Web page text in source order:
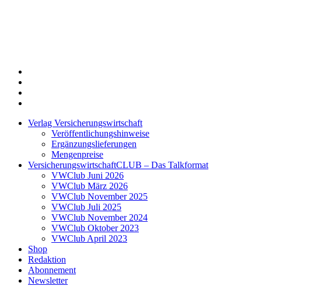
Verlag Versicherungswirtschaft
Veröffentlichungshinweise
Ergänzungslieferungen
Mengenpreise
VersicherungswirtschaftCLUB – Das Talkformat
VWClub Juni 2026
VWClub März 2026
VWClub November 2025
VWClub Juli 2025
VWClub November 2024
VWClub Oktober 2023
VWClub April 2023
Shop
Redaktion
Abonnement
Newsletter